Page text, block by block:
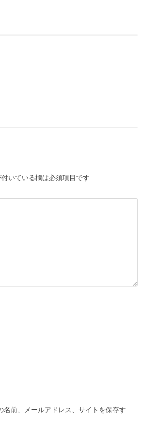
付いている欄は必須項目です
前、メールアドレス、サイトを保存す